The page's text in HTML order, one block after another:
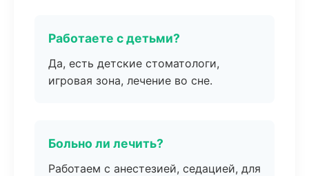
Работаете с детьми?
Да, есть детские стоматологи,
игровая зона, лечение во сне.
Больно ли лечить?
Работаем с анестезией, седацией, для